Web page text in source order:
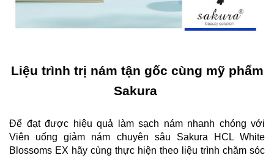
Liệu trình trị nám tận gốc cùng mỹ phẩm
Sakura
Để đạt được hiệu quả làm sạch nám nhanh chóng với
Viên uống giảm nám chuyên sâu Sakura HCL White
Blossoms EX hãy cùng thực hiện theo liệu trình chăm sóc